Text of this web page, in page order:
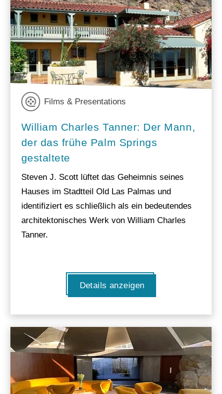
Films & Presentations
William Charles Tanner: Der Mann,
der das frühe Palm Springs
gestaltete
Steven J. Scott lüftet das Geheimnis seines
Hauses im Stadtteil Old Las Palmas und
identifiziert es schließlich als ein bedeutendes
architektonisches Werk von William Charles
Tanner.
Details anzeigen